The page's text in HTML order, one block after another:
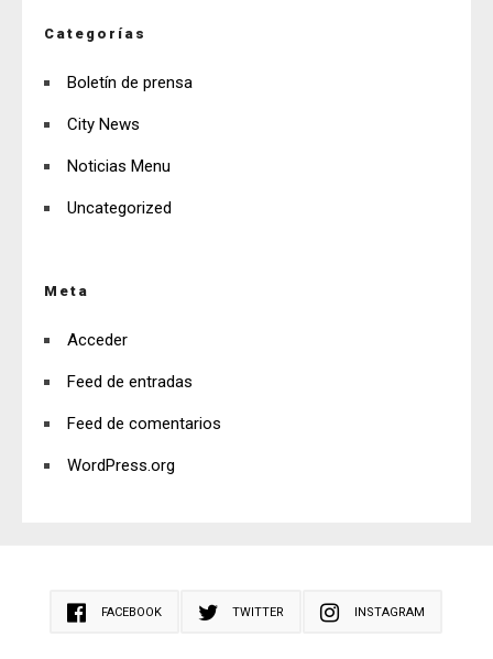
Categorías
Boletín de prensa
City News
Noticias Menu
Uncategorized
Meta
Acceder
Feed de entradas
Feed de comentarios
WordPress.org
FACEBOOK TWITTER INSTAGRAM